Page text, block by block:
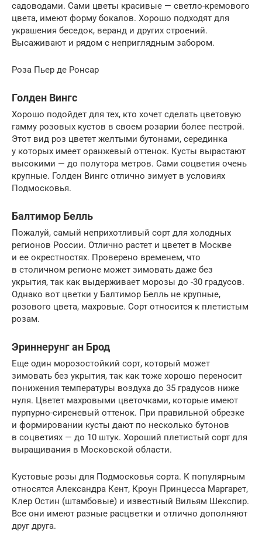
садоводами. Сами цветы красивые — светло-кремового
цвета, имеют форму бокалов. Хорошо подходят для
украшения беседок, веранд и других строений.
Высаживают и рядом с неприглядным забором.
Роза Пьер де Ронсар
Голден Вингс
Хорошо подойдет для тех, кто хочет сделать цветовую
гамму розовых кустов в своем розарии более пестрой.
Этот вид роз цветет желтыми бутонами, серединка
у которых имеет оранжевый оттенок. Кусты вырастают
высокими — до полутора метров. Сами соцветия очень
крупные. Голден Вингс отлично зимует в условиях
Подмосковья.
Балтимор Белль
Пожалуй, самый неприхотливый сорт для холодных
регионов России. Отлично растет и цветет в Москве
и ее окрестностях. Проверено временем, что
в столичном регионе может зимовать даже без
укрытия, так как выдерживает морозы до -30 градусов.
Однако вот цветки у Балтимор Белль не крупные,
розового цвета, махровые. Сорт относится к плетистым
розам.
Эриннерунг ан Брод
Еще один морозостойкий сорт, который может
зимовать без укрытия, так как тоже хорошо переносит
понижения температуры воздуха до 35 градусов ниже
нуля. Цветет махровыми цветочками, которые имеют
пурпурно-сиреневый оттенок. При правильной обрезке
и формировании кусты дают по несколько бутонов
в соцветиях — до 10 штук. Хороший плетистый сорт для
выращивания в Московской области.
Кустовые розы для Подмосковья сорта. К популярным
относятся Александра Кент, Кроун Принцесса Маргарет,
Клер Остин (штамбовые) и известный Вильям Шекспир.
Все они имеют разные расцветки и отлично дополняют
друг друга.